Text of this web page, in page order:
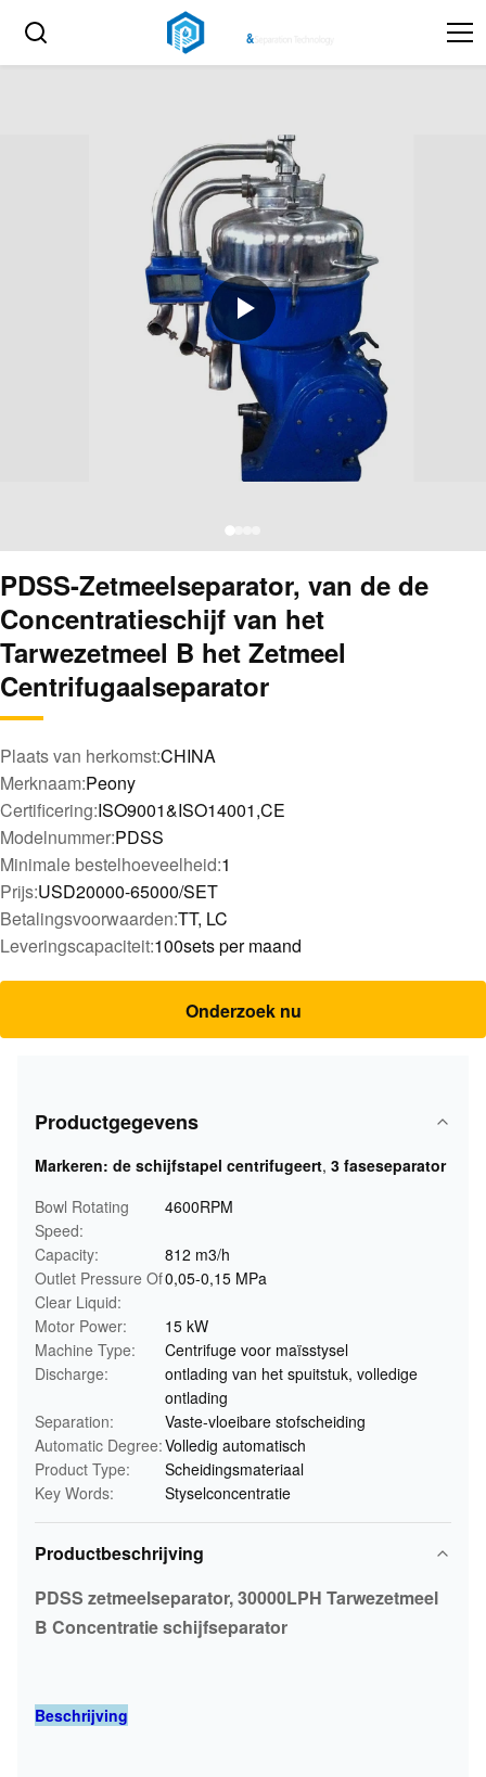
PDSS-Zetmeelseparator, van de de
Concentratieschijf van het
Tarwezetmeel B het Zetmeel
Centrifugaalseparator
Plaats van herkomst:CHINA
Merknaam:Peony
Certificering:ISO9001&ISO14001,CE
Modelnummer:PDSS
Minimale bestelhoeveelheid:1
Prijs:USD20000-65000/SET
Betalingsvoorwaarden:TT, LC
Leveringscapaciteit:100sets per maand
Onderzoek nu
Productgegevens
Markeren: de schijfstapel centrifugeert, 3 faseseparator
Bowl Rotating
Speed:
4600RPM
Capacity:
812 m3/h
Outlet Pressure Of
Clear Liquid:
0,05-0,15 MPa
Motor Power:
15 kW
Machine Type:
Centrifuge voor maïsstysel
Discharge:
ontlading van het spuitstuk, volledige
ontlading
Separation:
Vaste-vloeibare stofscheiding
Automatic Degree:Volledig automatisch
Product Type:
Scheidingsmateriaal
Key Words:
Styselconcentratie
Productbeschrijving
PDSS zetmeelseparator, 30000LPH Tarwezetmeel
B Concentratie schijfseparator
Beschrijving